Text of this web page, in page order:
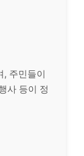
, 주민들이
사 등이 정